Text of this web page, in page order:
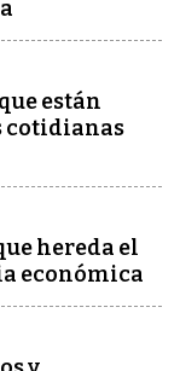
están
cotidianas
hereda el
económica